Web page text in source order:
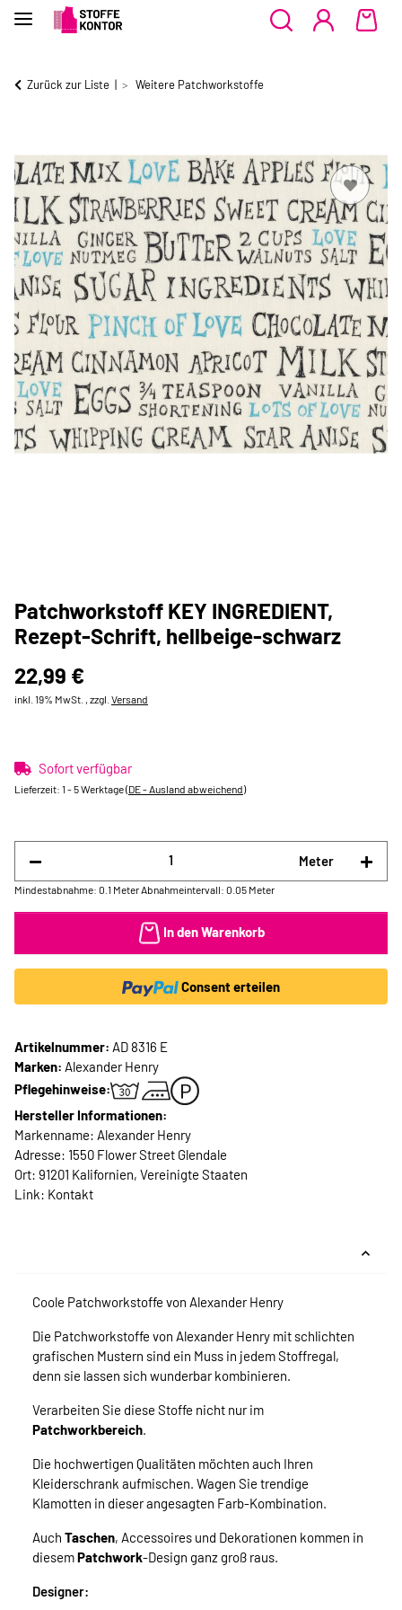
Zurück zur Liste Weitere Patchworkstoffe
Patchworkstoff KEY INGREDIENT,
Rezept-Schrift, hellbeige-schwarz
22,99 €
inkl. 19% MwSt. , zzgl. Versand
Sofort verfügbar
Lieferzeit: 1 - 5 Werktage(DE - Ausland abweichend)
Meter
Mindestabnahme: 0.1 Meter Abnahmeintervall: 0.05 Meter
In den Warenkorb
Consent erteilen
Artikelnummer: AD 8316 E
Marken: Alexander Henry
Pflegehinweise:
Hersteller Informationen:
Markenname: Alexander Henry
Adresse: 1550 Flower Street Glendale
Ort: 91201 Kalifornien, Vereinigte Staaten
Link: Kontakt
Coole Patchworkstoffe von Alexander Henry
Die Patchworkstoffe von Alexander Henry mit schlichten
grafischen Mustern sind ein Muss in jedem Stoffregal,
denn sie lassen sich wunderbar kombinieren.
Verarbeiten Sie diese Stoffe nicht nur im
Patchworkbereich.
Die hochwertigen Qualitäten möchten auch Ihren
Kleiderschrank aufmischen. Wagen Sie trendige
Klamotten in dieser angesagten Farb-Kombination.
Auch Taschen, Accessoires und Dekorationen kommen in
diesemPatchwork-Design ganz groß raus.
Designer: